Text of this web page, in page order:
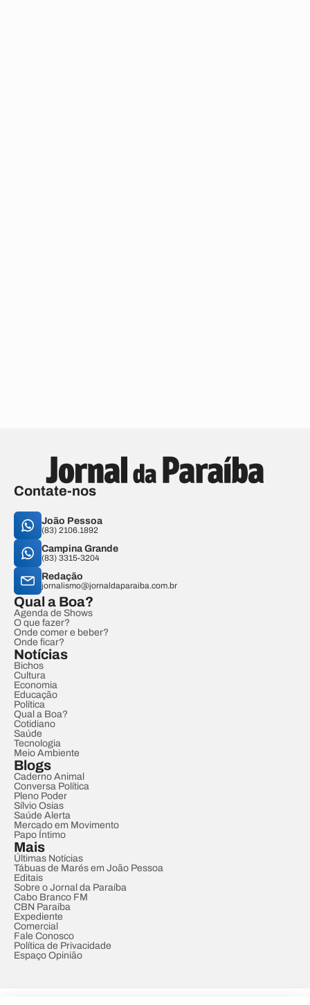
Contate-nos
João Pessoa
(83) 2106.1892
Campina Grande
(83) 3315-3204
Redação
jornalismo@jornaldaparaiba.com.br
Qual a Boa?
Agenda de Shows
O que fazer?
Onde comer e beber?
Onde ficar?
Notícias
Bichos
Cultura
Economia
Educação
Política
Qual a Boa?
Cotidiano
Saúde
Tecnologia
Meio Ambiente
Blogs
Caderno Animal
Conversa Política
Pleno Poder
Sílvio Osias
Saúde Alerta
Mercado em Movimento
Papo Íntimo
Mais
Últimas Notícias
Tábuas de Marés em João Pessoa
Editais
Sobre o Jornal da Paraíba
Cabo Branco FM
CBN Paraíba
Expediente
Comercial
Fale Conosco
Política de Privacidade
Espaço Opinião